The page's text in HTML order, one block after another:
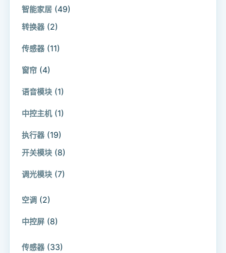
智能家居 (49)
转换器 (2)
传感器 (11)
窗帘 (4)
语音模块 (1)
中控主机 (1)
执行器 (19)
开关模块 (8)
调光模块 (7)
空调 (2)
中控屏 (8)
传感器 (33)